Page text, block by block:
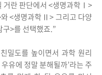
거란 판단에서 <생명과학Ⅰ>
<생명과학Ⅱ> 그리고 다양
>를 선택했죠.”
밀도를 높이면서 과학 원리
유에 정말 분해될까’라는 주